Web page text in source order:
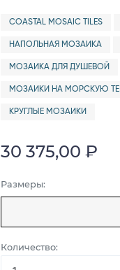
COASTAL MOSAIC TILES
НАПОЛЬНАЯ МОЗАИКА
МОЗАИКА ДЛЯ ДУШЕВОЙ
МОЗАИКИ НА МОРСКУЮ
КРУГЛЫЕ МОЗАИКИ
30 375,00 ₽
Размеры:
Количество: